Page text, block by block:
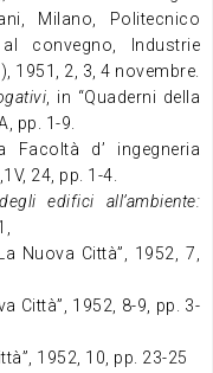
Milano, Politecnico
convegno, Industrie
1951, 2, 3, 4 novembre.
, in “Quaderni della
pp. 1-9.
Facoltà d’ ingegneria
24, pp. 1-4.
edifici all’ambiente:
Nuova Città”, 1952, 7,
Città”, 1952, 8-9, pp. 3-
1952, 10, pp. 23-25